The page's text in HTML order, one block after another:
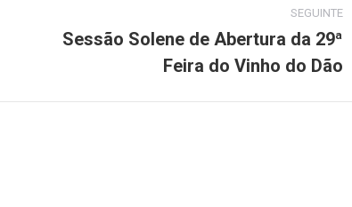
SEGUINTE
Sessão Solene de Abertura da 29ª
Feira do Vinho do Dão